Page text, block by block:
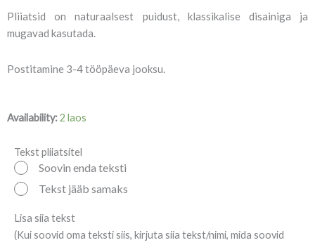
Pliiatsid on naturaalsest puidust, klassikalise disainiga ja
mugavad kasutada.
Postitamine 3-4 tööpäeva jooksu.
Availability:2 laos
Tekst pliiatsitel
Soovin enda teksti
Tekst jääb samaks
Lisa siia tekst
(Kui soovid oma teksti siis, kirjuta siia tekst/nimi, mida soovid
Graveeritud
pliiatsid
"Puit"
kogus